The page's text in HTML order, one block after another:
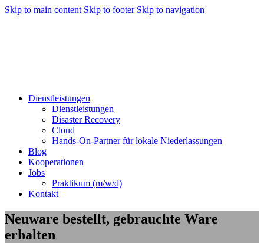
Skip to main content Skip to footer Skip to navigation
Dienstleistungen
Dienstleistungen
Disaster Recovery
Cloud
Hands-On-Partner für lokale Niederlassungen
Blog
Kooperationen
Jobs
Praktikum (m/w/d)
Kontakt
Neuware bestellt, gebrauchte Ware
erhalten